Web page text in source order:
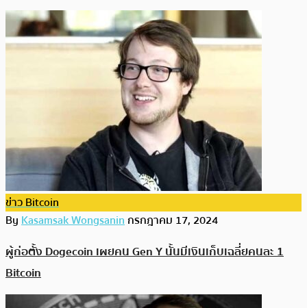
ข่าว Bitcoin
ByKasamsak Wongsaninกรกฎาคม 17, 2024
ผู้ก่อตั้ง Dogecoin เผยคน Gen Y นั้นมีเงินเก็บเฉลี่ยคนละ 1
Bitcoin